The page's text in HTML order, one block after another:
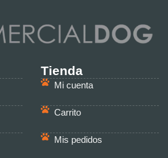
Tienda
Mi cuenta
Carrito
Mis pedidos